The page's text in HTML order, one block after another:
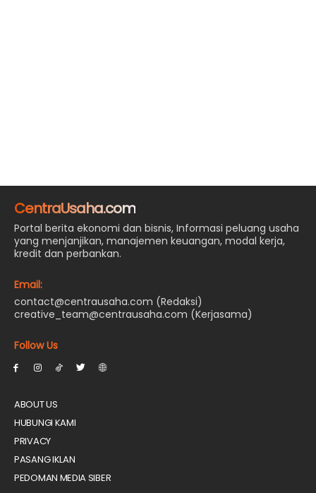
CentraUsaha.com
Portal berita ekonomi dan bisnis, Informasi peluang usaha
yang menjanjikan, manajemen keuangan, modal kerja,
kredit dan perbankan.
Email:
contact@centrausaha.com (Redaksi)
creative_team@centrausaha.com (Kerjasama)
Follow Us
ABOUT US
HUBUNGI KAMI
PRIVACY
PASANG IKLAN
PEDOMAN MEDIA SIBER